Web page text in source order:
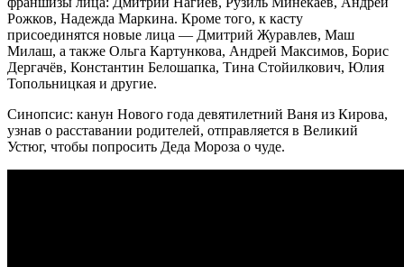
Рожков, Надежда Маркина. Кроме того, к касту
присоединятся новые лица — Дмитрий Журавлев, Маш
Милаш, а также Ольга Картункова, Андрей Максимов, Борис
Дергачёв, Константин Белошапка, Тина Стойилкович, Юлия
Топольницкая и другие.
Синопсис: канун Нового года девятилетний Ваня из Кирова,
узнав о расставании родителей, отправляется в Великий
Устюг, чтобы попросить Деда Мороза о чуде.